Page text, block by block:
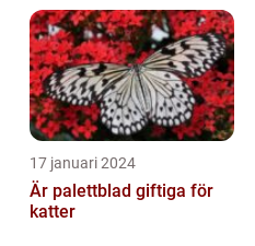
17 januari 2024
Är palettblad giftiga för
katter